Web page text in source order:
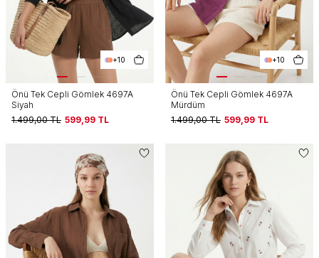
+10
Önü Tek Cepli Gömlek 4697A
Siyah
1.499,00TL 599,99 TL
+10
Önü Tek Cepli Gömlek 4697A
Mürdüm
1.499,00TL 599,99 TL